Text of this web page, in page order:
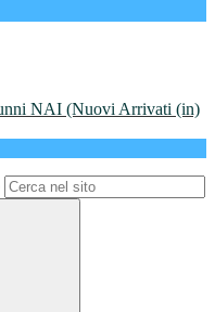
NAI (Nuovi Arrivati (in)